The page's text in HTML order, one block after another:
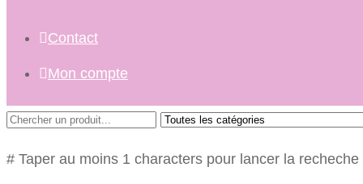
Contact
Mon compte
# Taper au moins 1 characters pour lancer la recheche